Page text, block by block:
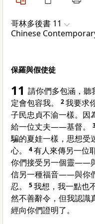
哥林多後書 11
Chinese
保羅與假使徒
11 請你們多包涵，聽
定會包容我。
2我要求
子民忠貞不渝一樣。因
給一位丈夫——基督。
騙的夏娃一樣，思想受
心。
4有人來傳另一
你們接受另一個靈——
信另一種福音——與你
忍。
5我想，我一點也
然不善辭令，但我認識
經向你們證明了。